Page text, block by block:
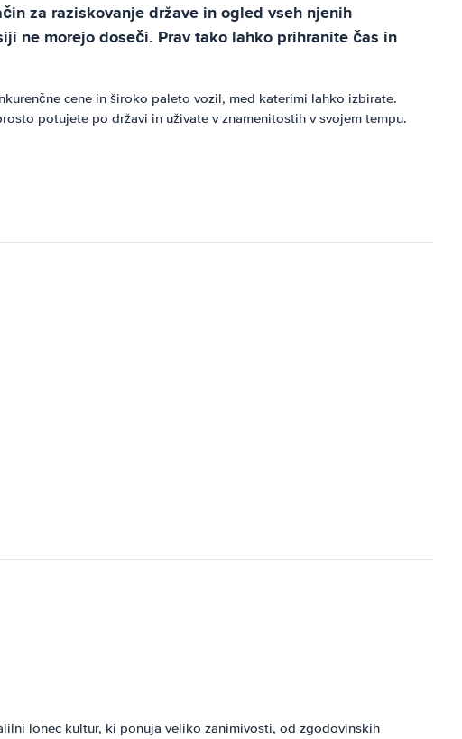
za raziskovanje države in ogled vseh njenih
ne morejo doseči. Prav tako lahko prihranite čas in
cene in široko paleto vozil, med katerimi lahko izbirate.
potujete po državi in ​​uživate v znamenitostih v svojem tempu.
lonec kultur, ki ponuja veliko zanimivosti, od zgodovinskih